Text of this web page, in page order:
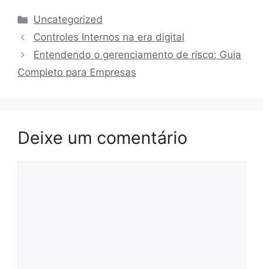
Categorias
Uncategorized
Controles Internos na era digital
Entendendo o gerenciamento de risco: Guia
Completo para Empresas
Deixe um comentário